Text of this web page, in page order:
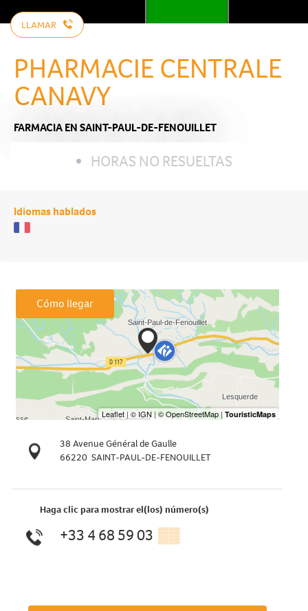
LLAMAR
PHARMACIE CENTRALE
CANAVY
FARMACIAEN SAINT-PAUL-DE-FENOUILLET
HORAS NO RESUELTAS
Idiomas hablados
Cómo llegar
38 Avenue Général de Gaulle
66220 SAINT-PAUL-DE-FENOUILLET
Haga clic para mostrar el(los) número(s)
+33 4 68 59 03 ▒▒